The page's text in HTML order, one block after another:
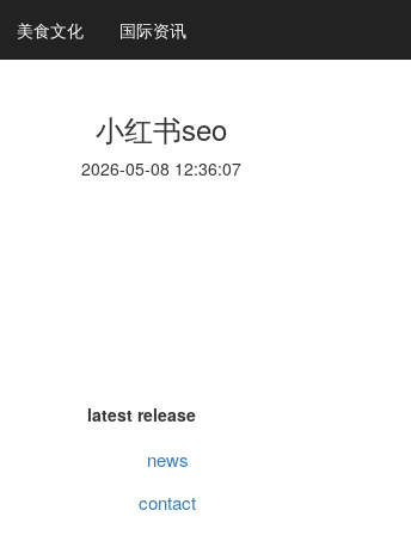
美食文化 国际资讯
小红书seo
2026-05-08 12:36:07
latest release
news
contact